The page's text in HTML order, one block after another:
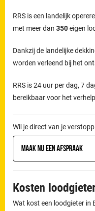
RRS is een landelijk
met meer dan350eigen
Dankzij de landelijke
worden verleend bij het
RRS is 24 uur per dag, 7
bereikbaar voor het
Wil je direct van je
Maak nu een afspraak
Kosten
Wat kost een loodgieter in